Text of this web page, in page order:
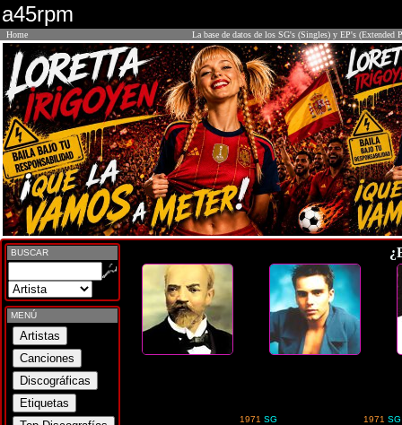
a45rpm
Home La base de datos de los SG's (Singles) y EP's (Extended
BUSCAR
MENÚ
1971SG 1971SG